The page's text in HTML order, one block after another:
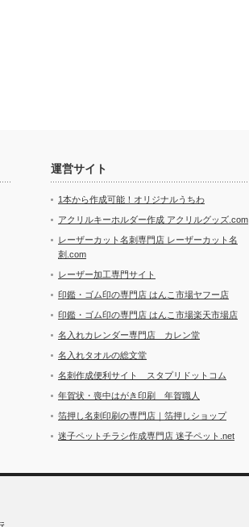
運営サイト
1本から作成可能！オリジナルうちわ
アクリルキーホルダー作成 アクリルグッズ.com
レーザーカット名刺専門店 レーザーカット名
刺.com
レーザー加工専門サイト
印鑑・ゴム印の専門店 はんこ市場ヤフー店
印鑑・ゴム印の専門店 はんこ市場楽天市場店
名入れカレンダー専門店 カレン堂
名入れタオルの総文堂
名刺作成便利サイト スタプリドットコム
年賀状・喪中はがき印刷 年賀職人
箔押し名刺印刷の専門店｜箔押しショップ
迷子ペットチラシ作成専門店 迷子ペット.net